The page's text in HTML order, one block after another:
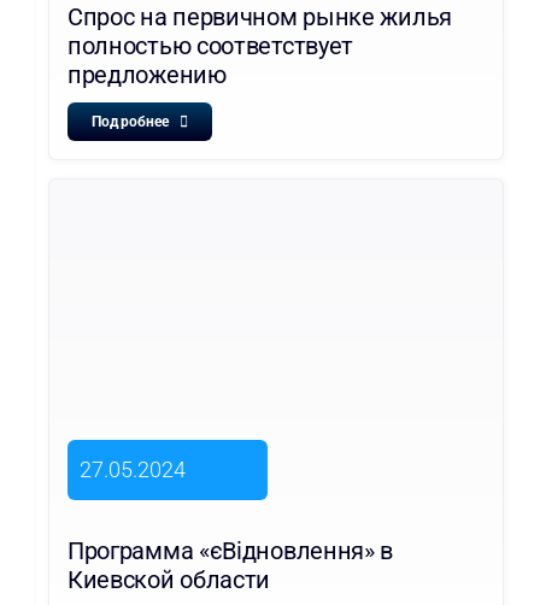
Спрос на первичном рынке жилья
полностью соответствует
предложению
Подробнее
27.05.2024
Программа «єВідновлення» в
Киевской области